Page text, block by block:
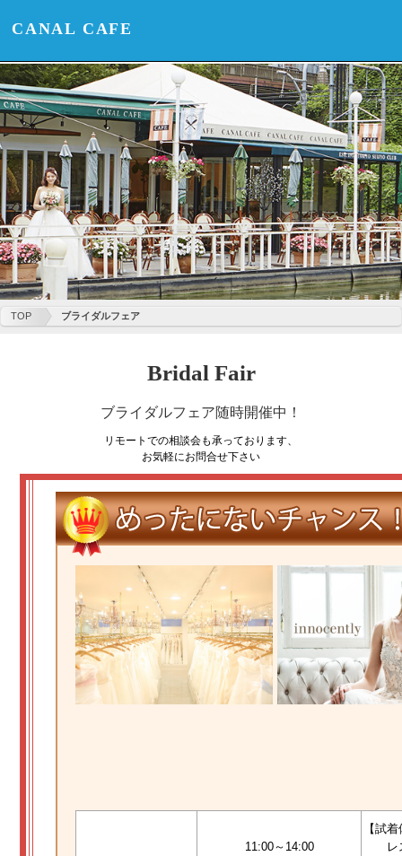
CANAL CAFE
TOP ブライダルフェア
Bridal Fair
ブライダルフェア随時開催中！
リモートでの相談会も承っております、
お気軽にお問合せ下さい
11:00～14:00
【試